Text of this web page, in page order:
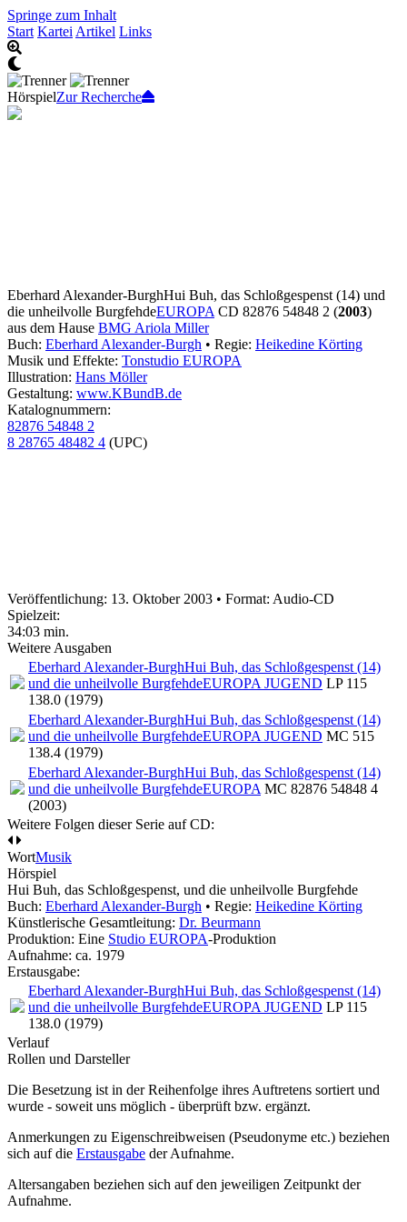
Springe zum Inhalt
Start Kartei Artikel Links
HörspielZur Recherche
Eberhard Alexander-BurghHui Buh, das Schloßgespenst (14) und
die unheilvolle BurgfehdeEUROPA CD 82876 54848 2 (2003)
aus dem Hause BMG Ariola Miller
Buch: Eberhard Alexander-Burgh • Regie: Heikedine Körting
Musik und Effekte: Tonstudio EUROPA
Illustration: Hans Möller
Gestaltung: www.KBundB.de
Katalognummern:
82876 54848 2
8 28765 48482 4 (UPC)
Veröffentlichung: 13. Oktober 2003 • Format: Audio-CD
Spielzeit:
34:03 min.
Weitere Ausgaben
Eberhard Alexander-BurghHui Buh, das Schloßgespenst (14)
und die unheilvolle BurgfehdeEUROPA JUGEND LP 115
138.0 (1979)
Eberhard Alexander-BurghHui Buh, das Schloßgespenst (14)
und die unheilvolle BurgfehdeEUROPA JUGEND MC 515
138.4 (1979)
Eberhard Alexander-BurghHui Buh, das Schloßgespenst (14)
und die unheilvolle BurgfehdeEUROPA MC 82876 54848 4
(2003)
Weitere Folgen dieser Serie auf CD:
WortMusik
Hörspiel
Hui Buh, das Schloßgespenst, und die unheilvolle Burgfehde
Buch: Eberhard Alexander-Burgh • Regie: Heikedine Körting
Künstlerische Gesamtleitung: Dr. Beurmann
Produktion: Eine Studio EUROPA-Produktion
Aufnahme: ca. 1979
Erstausgabe:
Eberhard Alexander-BurghHui Buh, das Schloßgespenst (14)
und die unheilvolle BurgfehdeEUROPA JUGEND LP 115
138.0 (1979)
Verlauf
Rollen und Darsteller
Die Besetzung ist in derReihenfolge ihres Auftretens sortiert und
wurde - soweit uns möglich - überprüft bzw. ergänzt.
Anmerkungen zu Eigenschreibweisen (Pseudonyme etc.) beziehen
sich auf die Erstausgabe der Aufnahme.
Altersangaben beziehen sich auf den jeweiligen Zeitpunkt der
Aufnahme.